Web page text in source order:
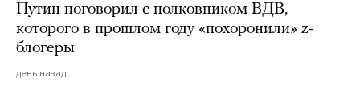
Путин поговорил с полковником ВДВ,
которого в прошлом году «похоронили» z-
блогеры
день назад